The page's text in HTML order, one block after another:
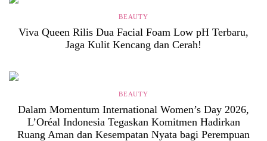
BEAUTY
Viva Queen Rilis Dua Facial Foam Low pH Terbaru,
Jaga Kulit Kencang dan Cerah!
BEAUTY
Dalam Momentum International Women’s Day 2026,
L’Oréal Indonesia Tegaskan Komitmen Hadirkan
Ruang Aman dan Kesempatan Nyata bagi Perempuan